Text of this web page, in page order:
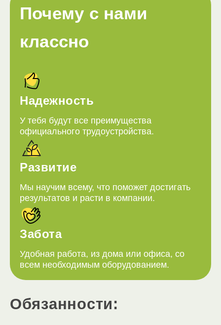
Почему с нами
классно
Надежность
У тебя будут все преимущества
официального трудоустройства.
Развитие
Мы научим всему, что поможет достигать
результатов и расти в компании.
Забота
Удобная работа, из дома или офиса, со
всем необходимым оборудованием.
Обязанности: